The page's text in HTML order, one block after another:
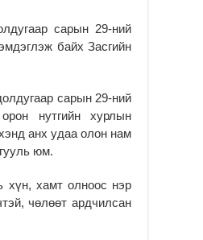
сарын 29-ний
байх Засгийн
сарын 29-ний
нутгийн хурлын
анх удаа олон нам
юм.
хүн, хамт олноос нэр
чөлөөт ардчилсан